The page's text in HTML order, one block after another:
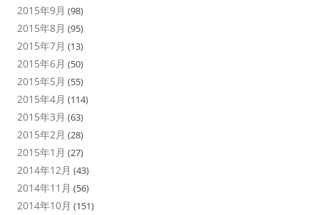
2015年9月 (98)
2015年8月 (95)
2015年7月 (13)
2015年6月 (50)
2015年5月 (55)
2015年4月 (114)
2015年3月 (63)
2015年2月 (28)
2015年1月 (27)
2014年12月 (43)
2014年11月 (56)
2014年10月 (151)